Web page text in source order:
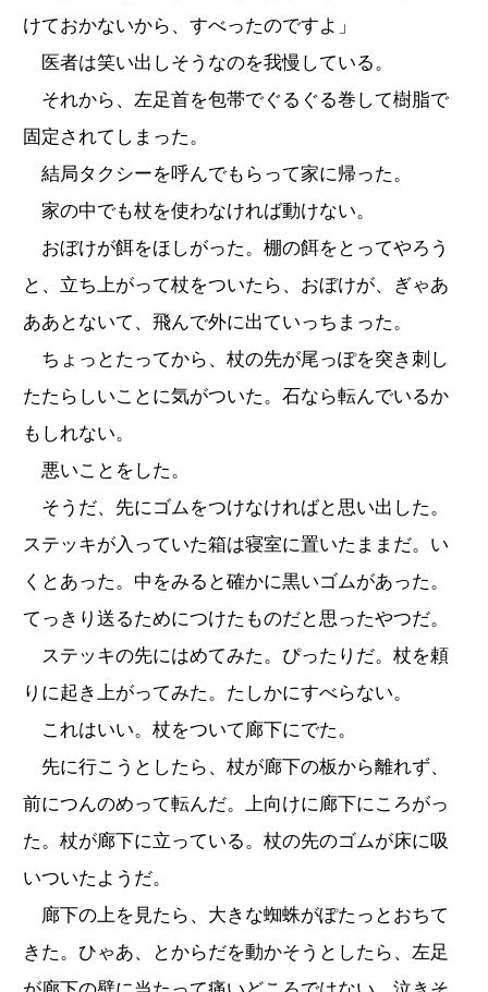
けておかないから、すべったのですよ」
医者は笑い出しそうなのを我慢している。
それから、左足首を包帯でぐるぐる巻して樹脂で
固定されてしまった。
結局タクシーを呼んでもらって家に帰った。
家の中でも杖を使わなければ動けない。
おぼけが餌をほしがった。棚の餌をとってやろう
と、立ち上がって杖をついたら、おぼけが、ぎゃあ
ああとないて、飛んで外に出ていっちまった。
ちょっとたってから、杖の先が尾っぽを突き刺し
たたらしいことに気がついた。石なら転んでいるか
もしれない。
悪いことをした。
そうだ、先にゴムをつけなければと思い出した。
ステッキが入っていた箱は寝室に置いたままだ。い
くとあった。中をみると確かに黒いゴムがあった。
てっきり送るためにつけたものだと思ったやつだ。
ステッキの先にはめてみた。ぴったりだ。杖を頼
りに起き上がってみた。たしかにすべらない。
これはいい。杖をついて廊下にでた。
先に行こうとしたら、杖が廊下の板から離れず、
前につんのめって転んだ。上向けに廊下にころがっ
た。杖が廊下に立っている。杖の先のゴムが床に吸
いついたようだ。
廊下の上を見たら、大きな蜘蛛がぽたっとおちて
きた。ひゃあ、とからだを動かそうとしたら、左足